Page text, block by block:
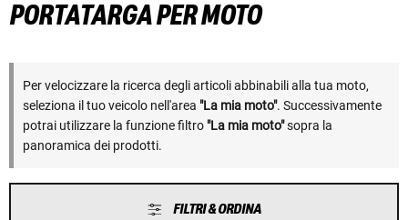
PORTATARGA PER MOTO
Per velocizzare la ricerca degli articoli abbinabili alla tua moto,
seleziona il tuo veicolo nell'area "La mia moto". Successivamente
potrai utilizzare la funzione filtro "La mia moto"sopra la
panoramica dei prodotti.
FILTRI & ORDINA